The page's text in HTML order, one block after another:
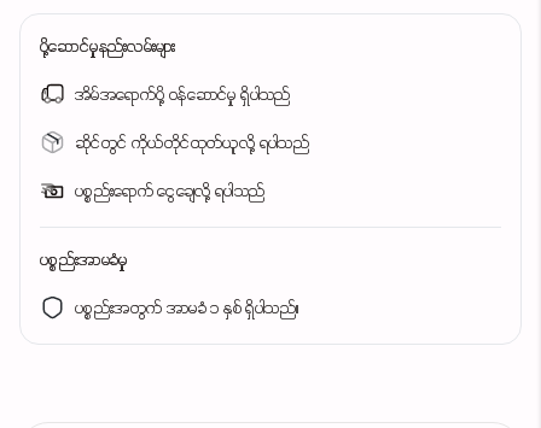
ပို့ဆောင်မှုနည်းလမ်းများ
အိမ်အရောက်ပို့ ဝန်ဆောင်မှု ရှိပါသည်
ဆိုင်တွင် ကိုယ်တိုင်ထုတ်ယူလို့ ရပါသည်
ပစ္စည်းရောက် ငွေချေလို့ ရပါသည်
ပစ္စည်းအာမခံမှု
ပစ္စည်းအတွက် အာမခံ ၁ နှစ် ရှိပါသည်။